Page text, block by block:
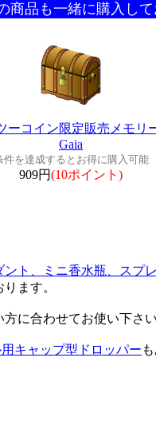
商品も一緒に購入し
ーコイン限定販売メモリ
Gaia
件を達成するとお得に購入可能
909円(10ポイント)
ト、ミニ香水瓶、スプ
ます。
に合わせてお使い下さい
キャップ型ドロッパー